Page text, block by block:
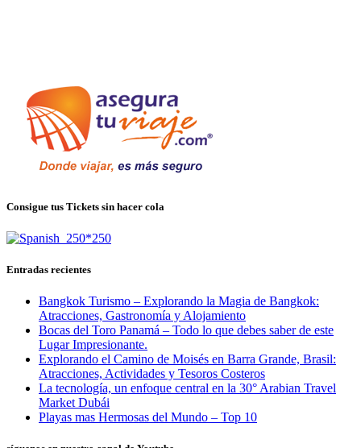
Consigue tus Tickets sin hacer cola
Entradas recientes
Bangkok Turismo – Explorando la Magia de Bangkok:
Atracciones, Gastronomía y Alojamiento
Bocas del Toro Panamá – Todo lo que debes saber de este
Lugar Impresionante.
Explorando el Camino de Moisés en Barra Grande, Brasil:
Atracciones, Actividades y Tesoros Costeros
La tecnología, un enfoque central en la 30° Arabian Travel
Market Dubái
Playas mas Hermosas del Mundo – Top 10